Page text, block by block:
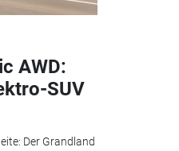
AWD:
SUV
Der Grandland